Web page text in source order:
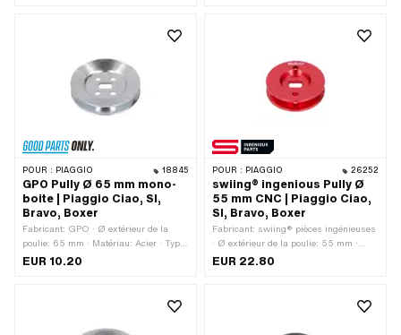
POUR : PIAGGIO 18845
GPO Pully Ø 65 mm mono-
boite | Piaggio Ciao, SI,
Bravo, Boxer
Fabricant: GPO · Ø extérieur de la
poulie: 65 mm · Matériau: Acier · Type
de transmission: Mono · Surface:
EUR 10.20
POUR : PIAGGIO 26252
swiing® ingenious Pully Ø
55 mm CNC | Piaggio Ciao,
SI, Bravo, Boxer
Fabricant: swiing® pièces ingénieuses
· Ø extérieur de la poulie: 55 mm ·
Matériau: Aluminium · Type de
EUR 22.80